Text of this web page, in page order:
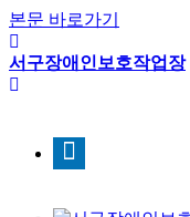
본문 바로가기
서구장애인보호작업장